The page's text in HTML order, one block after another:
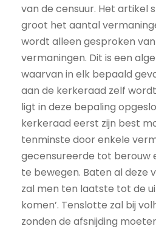
van de censuur. Het artikel
groot het aantal
wordt alleen gesproken
vermaningen. Dit is een
waarvan in elk bepaald
aan de kerkeraad zelf
ligt in deze bepaling
kerkeraad eerst zijn best
tenminste door enkele
gecensureerde tot berouw
te bewegen. Baten al deze
zal men ten laatste tot de
komen’. Tenslotte zal bij
zonden de afsnijding